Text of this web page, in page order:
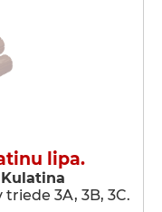
lipa.
3A, 3B, 3C.